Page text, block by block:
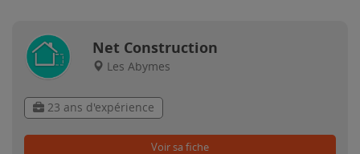
Net Construction
Les Abymes
23 ans d'expérience
Voir sa fiche